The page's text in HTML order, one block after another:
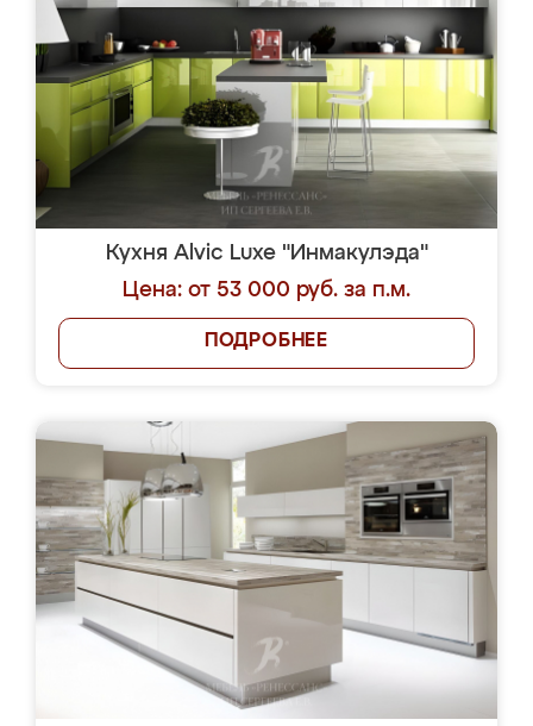
Кухня Alvic Luxe "Инмакулэда"
Цена: от 53 000 руб. за п.м.
ПОДРОБНЕЕ